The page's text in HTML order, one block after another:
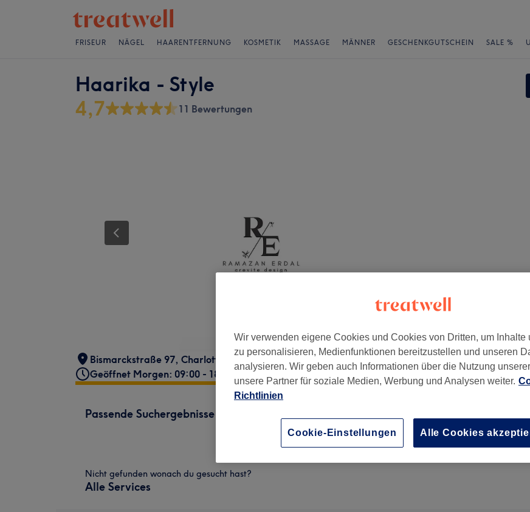
FRISEUR NÄGEL HAARENTFERNUNG KOSMETIK MASSAGE MÄNNER GESCHENKGUTSCHEIN SALE %
Haarika - Style
4,7 11 Bewertungen
Bismarckstraße 97, Charlottenburg , Berlin, 10625
Geöffnet Morgen: 09:00 - 18:00
Passende Suchergebnisse
1 Std. 30 Min.Details anzeigen
Nicht gefunden wonach du gesucht hast?
Alle Services
Wir verwenden eigene Cookies und Cookies von Dritten, um Inhalte
zu personalisieren, Medienfunktionen bereitzustellen und unseren
analysieren. Wir geben auch Informationen über die Nutzung
unsere Partner für soziale Medien, Werbung und Analysen weiter.
Richtlinien
Cookie-Einstellungen Alle Cookies